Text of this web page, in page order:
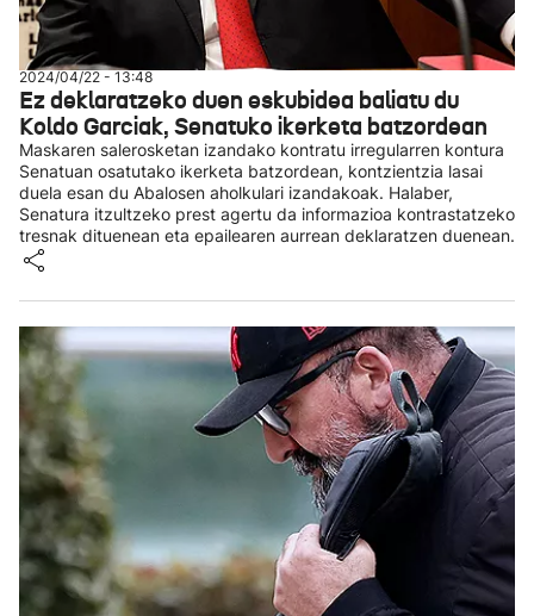
2024/04/22 - 13:48
Ez deklaratzeko duen eskubidea baliatu du
Koldo Garciak, Senatuko ikerketa batzordean
Maskaren salerosketan izandako kontratu irregularren kontura
Senatuan osatutako ikerketa batzordean, kontzientzia lasai
duela esan du Abalosen aholkulari izandakoak. Halaber,
Senatura itzultzeko prest agertu da informazioa kontrastatzeko
tresnak dituenean eta epailearen aurrean deklaratzen duenean.